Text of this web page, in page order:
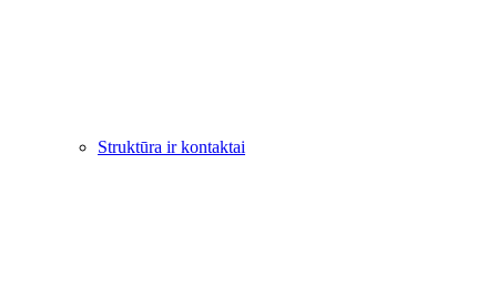
Struktūra ir kontaktai